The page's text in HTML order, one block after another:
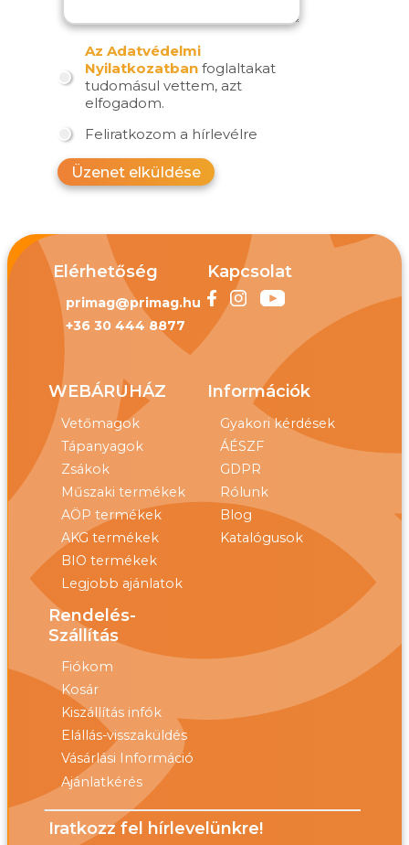
Az Adatvédelmi
Nyilatkozatban foglaltakat
tudomásul vettem, azt
elfogadom.
Feliratkozom a hírlevélre
Üzenet elküldése
Elérhetőség
primag@primag.hu
+36 30 444 8877
Kapcsolat
WEBÁRUHÁZ
Vetőmagok
Tápanyagok
Zsákok
Műszaki termékek
AÖP termékek
AKG termékek
BIO termékek
Legjobb ajánlatok
Információk
Gyakori kérdések
ÁÉSZF
GDPR
Rólunk
Blog
Katalógusok
Rendelés-
Szállítás
Fiókom
Kosár
Kiszállítás infók
Elállás-visszaküldés
Vásárlási Információ
Ajánlatkérés
Iratkozz fel hírlevelünkre!